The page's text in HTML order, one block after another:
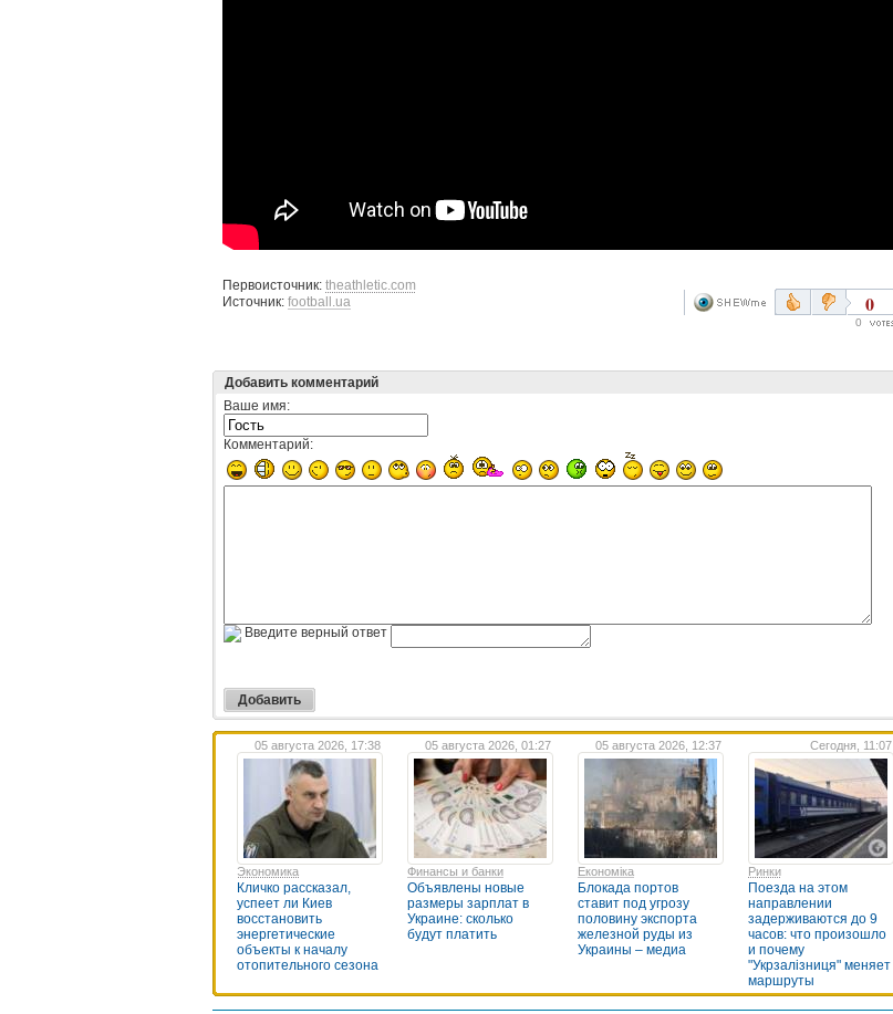
Первоисточник: theathletic.com
Источник: football.ua 0
0
Добавить комментарий
Ваше имя:
Комментарий:
Введите верный ответ
05 августа 2026, 17:38
Экономика
Кличко рассказал,
успеет ли Киев
восстановить
энергетические
объекты к началу
отопительного сезона
05 августа 2026, 01:27
Финансы и банки
Объявлены новые
размеры зарплат в
Украине: сколько
будут платить
05 августа 2026, 12:37
Економіка
Блокада портов
ставит под угрозу
половину экспорта
железной руды из
Украины – медиа
Сегодня, 11:07
Ринки
Поезда на этом
направлении
задерживаются до 9
часов: что произошло
и почему
"Укрзалізниця" меняет
маршруты